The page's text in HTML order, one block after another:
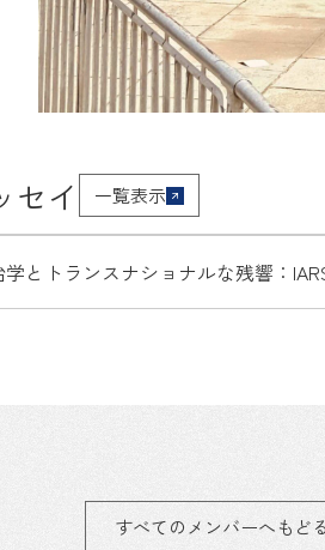
セイ 一覧表示
学とトランスナショナルな残響：
すべてのメンバーへもどる